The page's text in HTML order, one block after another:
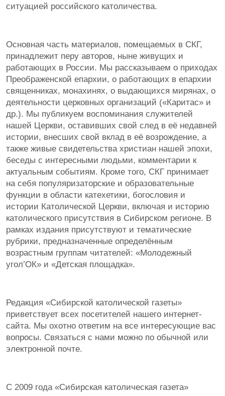
ситуацией российского католичества.
Основная часть материалов, помещаемых в СКГ,
принадлежит перу авторов, ныне живущих и
работающих в России. Мы рассказываем о приходах
Преображенской епархии, о работающих в епархии
священниках, монахинях, о выдающихся мирянах, о
деятельности церковных организаций («Каритас» и
др.). Мы публикуем воспоминания служителей
нашей Церкви, оставивших свой след в её недавней
истории, внесших свой вклад в её возрождение, а
также живые свидетельства христиан нашей эпохи,
беседы с интересными людьми, комментарии к
актуальным событиям. Кроме того, СКГ принимает
на себя популяризаторские и образовательные
функции в области катехетики, богословия и
истории Католической Церкви, включая и историю
католического присутствия в Сибирском регионе. В
рамках издания присутствуют и тематические
рубрики, предназначенные определённым
возрастным группам читателей: «Молодежный
угол’ОК» и «Детская площадка».
Редакция «Сибирской католической газеты»
приветствует всех посетителей нашего интернет-
сайта. Мы охотно ответим на все интересующие вас
вопросы. Связаться с нами можно по обычной или
электронной почте.
С 2009 года «Сибирская католическая газета»